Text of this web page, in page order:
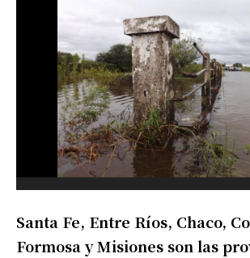
Santa Fe, Entre Ríos, Chaco,
Formosa y Misiones son las